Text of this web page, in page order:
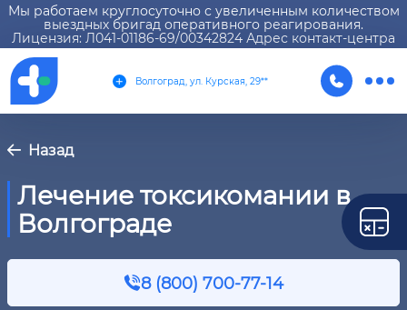
Мы работаем круглосуточно с увеличенным количеством
выездных бригад оперативного реагирования.
Лицензия: Л041-01186-69/00342824 Адрес контакт-центра
Волгоград, ул. Курская, 29**
Назад
Лечение токсикомании в
Волгограде
8 (800) 700-77-14